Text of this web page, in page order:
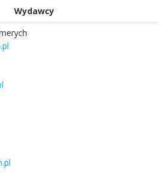
Wydawcy